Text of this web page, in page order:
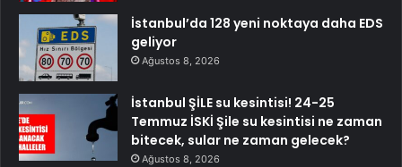
İstanbul’da 128 yeni noktaya daha EDS
geliyor
Ağustos 8, 2026
İstanbul ŞİLE su kesintisi! 24-25
Temmuz İSKİ Şile su kesintisi ne zaman
bitecek, sular ne zaman gelecek?
Ağustos 8, 2026